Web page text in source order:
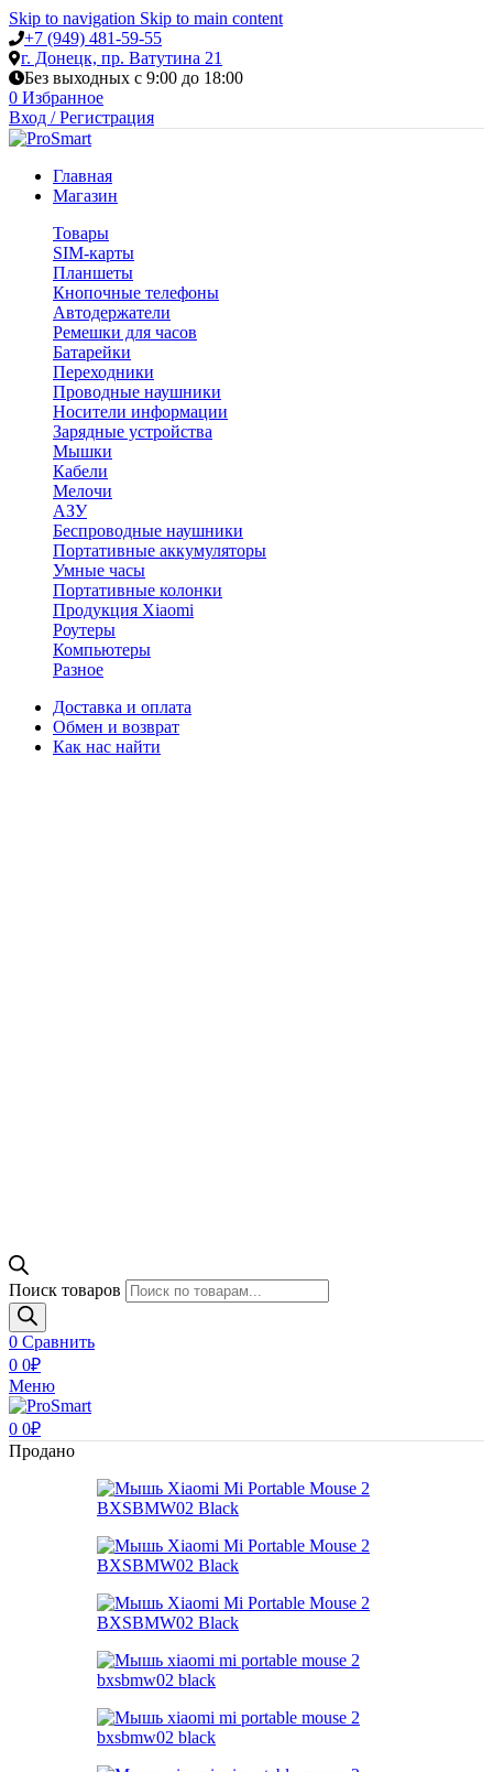
Skip to navigation Skip to main content
+7 (949) 481-59-55
г. Донецк, пр. Ватутина 21
Без выходных с 9:00 до 18:00
0 Избранное
Вход / Регистрация
Главная
Магазин
Товары
SIM-карты
Планшеты
Кнопочные телефоны
Автодержатели
Ремешки для часов
Батарейки
Переходники
Проводные наушники
Носители информации
Зарядные устройства
Мышки
Кабели
Мелочи
АЗУ
Беспроводные наушники
Портативные аккумуляторы
Умные часы
Портативные колонки
Продукция Xiaomi
Роутеры
Компьютеры
Разное
Доставка и оплата
Обмен и возврат
Как нас найти
Поиск товаров
0 Сравнить
0 0₽
Меню
0 0₽
Продано